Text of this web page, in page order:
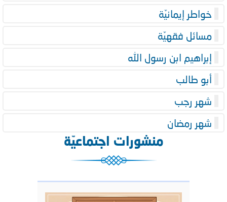
خواطر إيمانيّة
مسائل فقهيّة
إبراهيم ابن رسول الله
أبو طالب
شهر رجب
شهر رمضان
منشورات اجتماعيّة